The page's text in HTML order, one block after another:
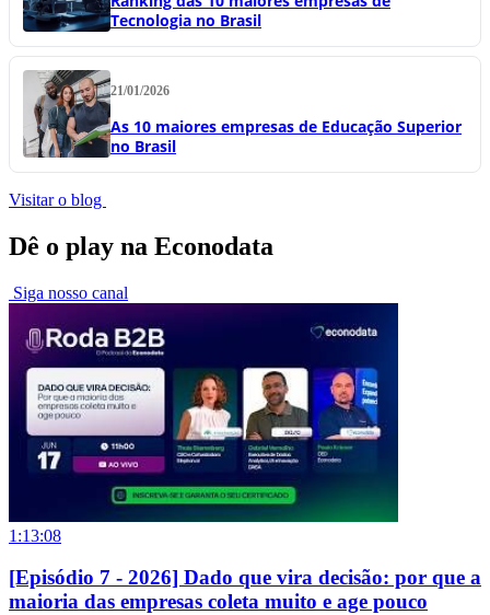
Tecnologia no Brasil
21/01/2026
As 10 maiores empresas de Educação Superior
no Brasil
Visitar o blog
Dê o play na Econodata
Siga nosso canal
1:13:08
[Episódio 7 - 2026] Dado que vira decisão: por que a
maioria das empresas coleta muito e age pouco